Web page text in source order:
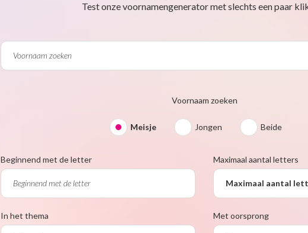
Test onze voornamengenerator met slechts een paar
Voornaam zoeken
Meisje Jongen Beide
Beginnend met de letter Maximaal aantal letters
Maximaal aantal
In het thema Met oorsprong